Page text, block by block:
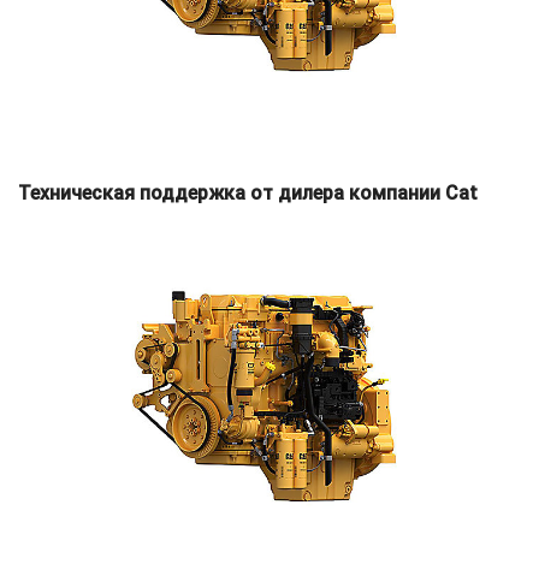
Техническая поддержка от дилера компании Cat